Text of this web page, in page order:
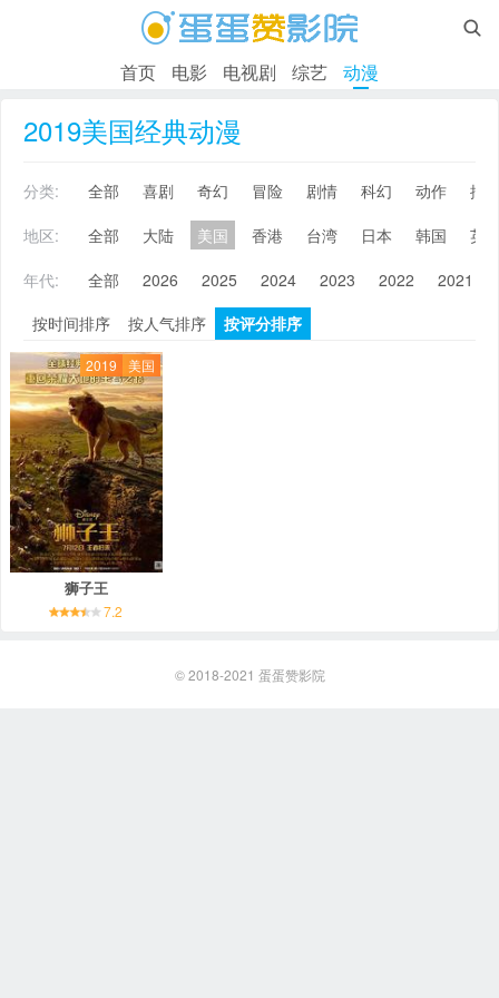

首页 电影 电视剧 综艺 动漫
2019美国经典动漫
分类: 全部 喜剧 奇幻 冒险 剧情 科幻 动作
搞
地区:
全部 大陆 美国 香港 台湾 日本 韩国
英
年代:
全部 2026 2025 2024 2023 2022 2021
按时间排序
按人气排序 按评分排序
2019 美国
狮子王
7.2
© 2018-2021 蛋蛋赞影院